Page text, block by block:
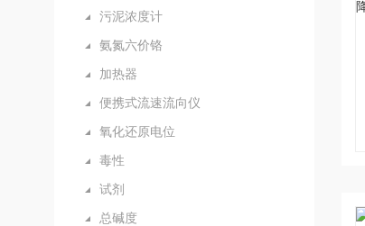
污泥浓度计
氨氮六价铬
加热器
便携式流速流向仪
氧化还原电位
毒性
试剂
总碱度